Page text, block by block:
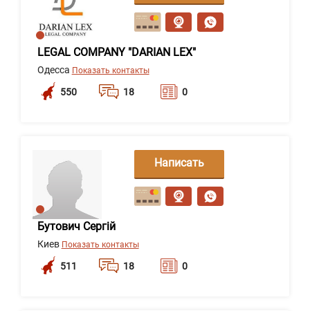
LEGAL COMPANY "DARIAN LEX"
Одесса Показать контакты
550 18 0
сообщение
Бутович Сергій
Киев Показать контакты
511 18 0
Написать
сообщение